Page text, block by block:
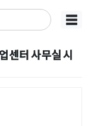
☰
센터 사무실 시